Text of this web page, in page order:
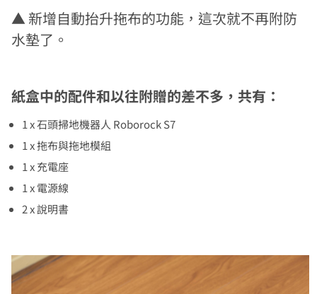
▲ 新增自動抬升拖布的功能，這次就不再附防
水墊了。
紙盒中的配件和以往附贈的差不多，共有：
1 x 石頭掃地機器人 Roborock S7
1 x 拖布與拖地模組
1 x 充電座
1 x 電源線
2 x 說明書